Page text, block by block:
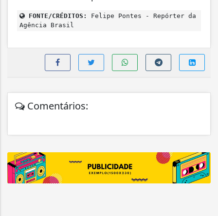
FONTE/CRÉDITOS:
Felipe Pontes - Repórter da
Agência Brasil
Comentários: